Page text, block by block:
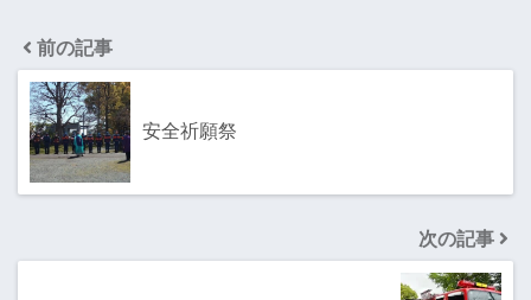
前の記事
安全祈願祭
次の記事